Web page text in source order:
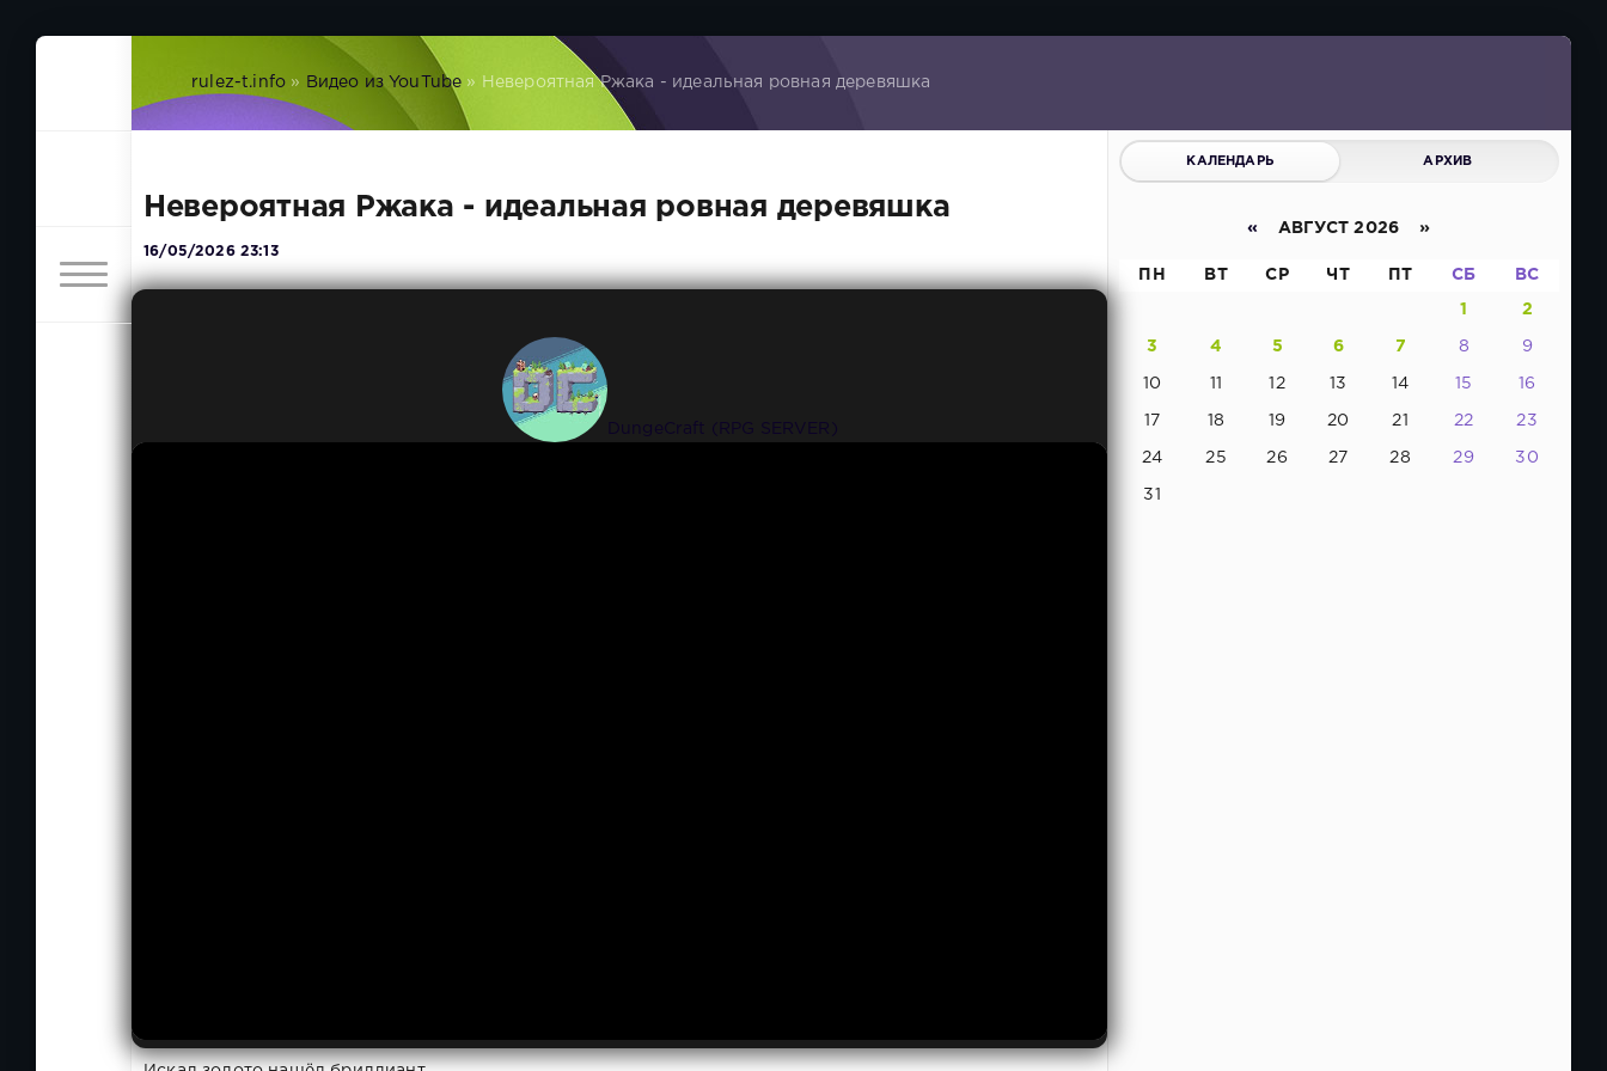
rulez-t.info » Видео из YouTube » Невероятная Ржака - идеальная ровная деревяшка
Невероятная Ржака - идеальная ровная деревяшка
16/05/2026 23:13
DungeCraft (RPG SERVER)
КАЛЕНДАРЬ АРХИВ
« АВГУСТ 2026 »
ПН ВТ СР ЧТ ПТ СБ ВС
1 2
3 4 5 6 7 8 9
10 11 12 13 14 15 16
17 18 19 20 21 22 23
24 25 26 27 28 29 30
31